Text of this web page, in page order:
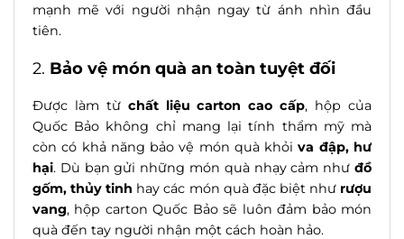
mạnh mẽ với người nhận ngay từ ánh nhìn đầu
tiên.
2. Bảo vệ món quà an toàn tuyệt đối
Được làm từ chất liệu carton cao cấp, hộp của
Quốc Bảo không chỉ mang lại tính thẩm mỹ mà
còn có khả năng bảo vệ món quà khỏiva đập, hư
hại. Dù bạn gửi những món quà nhạy cảm như đồ
gốm, thủy tinh hay các món quà đặc biệt như rượu
vang, hộp carton Quốc Bảo sẽ luôn đảm bảo món
quà đến tay người nhận một cách hoàn hảo.